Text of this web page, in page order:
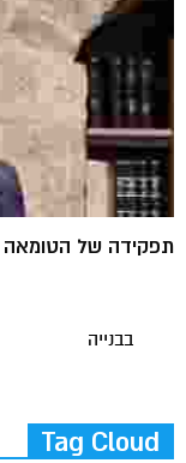
תפקידה של הטומאה
בבנייה
Tag Cloud